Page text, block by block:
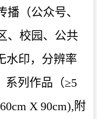
（公众号、
、校园、公共
水印，分辨率
系列作品（≥5
X 90cm),附